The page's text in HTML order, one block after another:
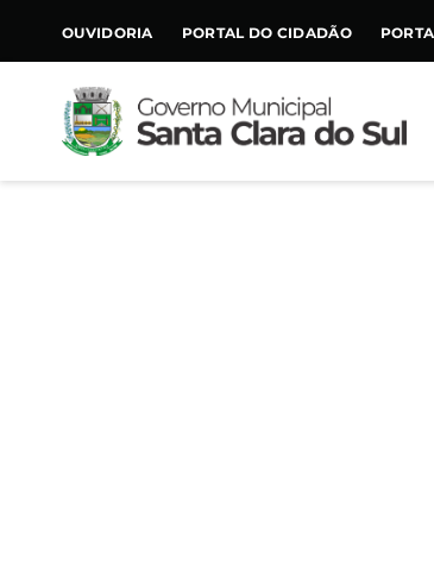
CONTEÚDO
OUVIDORIA PORTAL DO CIDADÃO